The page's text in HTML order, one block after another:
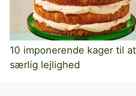
10 imponerende kager til
særlig lejlighed